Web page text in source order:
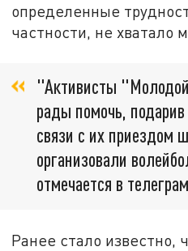
определенные
частности, не хватало
"Активисты
рады помочь,
связи с их приездом
организовали
отмечается в
Ранее стало известно,